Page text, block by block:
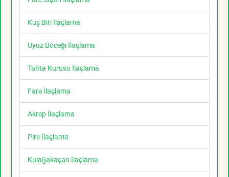
Kuş Biti İlaçlama
Uyuz Böceği İlaçlama
Tahta Kurusu İlaçlama
Fare İlaçlama
Akrep İlaçlama
Pire İlaçlama
Kulağakaçan İlaçlama